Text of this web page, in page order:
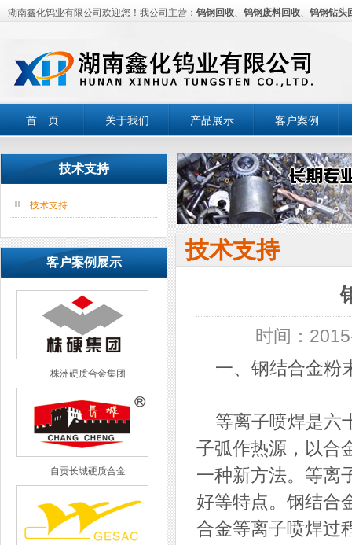
湖南鑫化钨业有限公司欢迎您！我公司主营： 钨钢回收、 钨钢废料回收、 钨钢钻头
首 页 关于我们 产品展示 客户案例
技术支持
技术支持
客户案例展示
株洲硬质合金集团
自贡长城硬质合金
技术支持
时间：
一、钢结合金粉
等离子喷焊是六
子弧作热源，以合
一种新方法。等离
好等特点。钢结合
合金等离子喷焊过